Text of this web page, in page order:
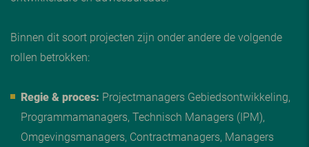
Binnen dit soort projecten zijn onder andere de volgende
rollen betrokken:
Regie & proces: Projectmanagers Gebiedsontwikkeling,
Programmamanagers, Technisch Managers (IPM),
Omgevingsmanagers, Contractmanagers, Managers